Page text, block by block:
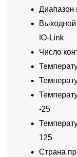
Диапазон
Выходной
IO-Link
Число
-25
125
Страна